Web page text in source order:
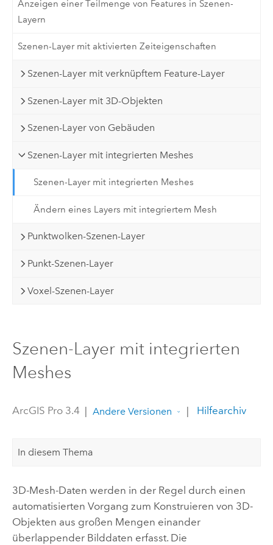
Anzeigen einer Teilmenge von Features in Szenen-
Layern
Szenen-Layer mit aktivierten Zeiteigenschaften
Szenen-Layer mit verknüpftem Feature-Layer
Szenen-Layer mit 3D-Objekten
Szenen-Layer von Gebäuden
Szenen-Layer mit integrierten Meshes
Szenen-Layer mit integrierten Meshes
Ändern eines Layers mit integriertem Mesh
Punktwolken-Szenen-Layer
Punkt-Szenen-Layer
Voxel-Szenen-Layer
Szenen-Layer mit integrierten
Meshes
ArcGIS Pro 3.4 | Andere Versionen | Hilfearchiv
In diesem Thema
3D-Mesh-Daten werden in der Regel durch einen
automatisierten Vorgang zum Konstruieren von 3D-
Objekten aus großen Mengen einander
überlappender Bilddaten erfasst. Die